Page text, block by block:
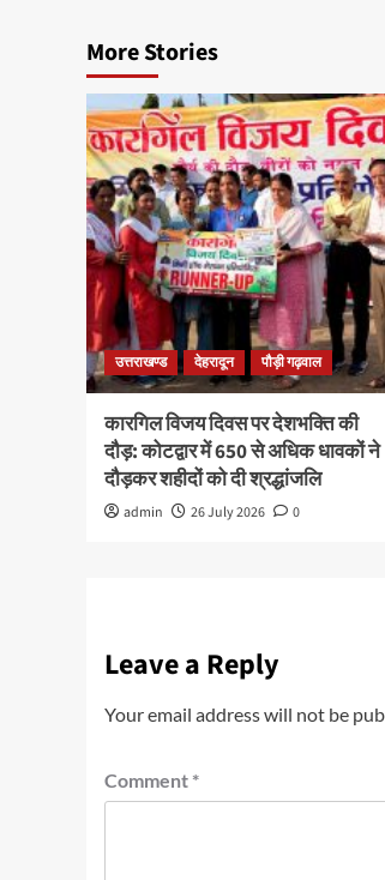
More Stories
उत्तराखण्ड देहरादून पौड़ी गढ़वाल
कारगिल विजय दिवस पर देशभक्ति की
दौड़: कोटद्वार में 650 से अधिक धावकों ने
दौड़कर शहीदों को दी श्रद्धांजलि
admin 26 July 2026 0
Leave a Reply
Your email address will not be
Comment *